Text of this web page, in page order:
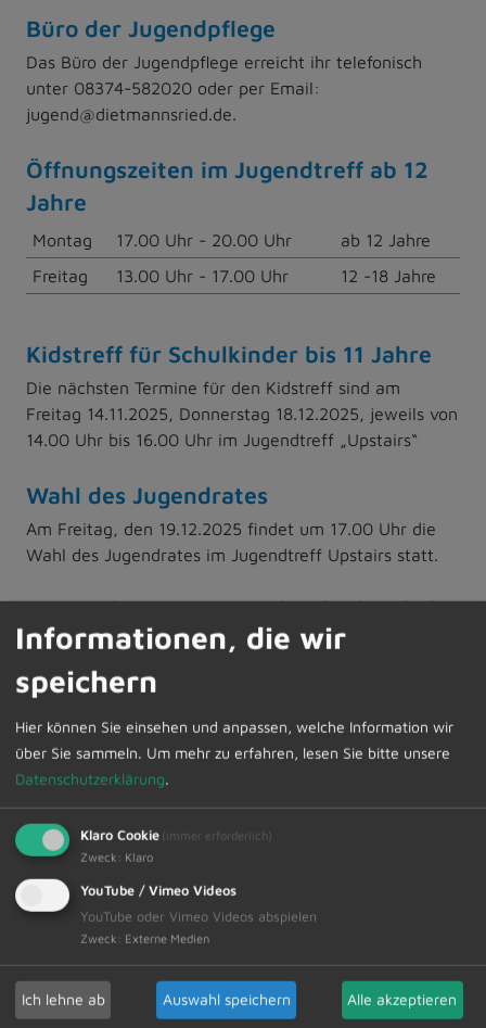
Büro der Jugendpflege
Das Büro der Jugendpflege erreicht ihr telefonisch
unter 08374-582020 oder per Email:
jugend@dietmannsried.de.
Öffnungszeiten im Jugendtreff ab 12
Jahre
Montag 17.00 Uhr - 20.00 Uhr
ab 12 Jahre
Freitag
13.00 Uhr - 17.00 Uhr 12 -18 Jahre
Kidstreff für Schulkinder bis 11 Jahre
Die nächsten Termine für den Kidstreff sind am
Freitag 14.11.2025, Donnerstag 18.12.2025, jeweils von
14.00 Uhr bis 16.00 Uhr im Jugendtreff „Upstairs“
Wahl des Jugendrates
Am Freitag, den 19.12.2025 findet um 17.00 Uhr die
Wahl des Jugendrates im Jugendtreff Upstairs statt.
Der Jugendrat ist ein Gremium, bestehend aus fünf
Jugendlichen der Marktgemeinde Dietmannsried. Die
Jugendräte vertreten die Interessen der Jugendlichen
des Jugendtreffs nach außen. Sie haben
Jugendpflegerin bei der Planung von
Programmpunkten und bei der Organisation und
Durchführung verschiedener Aktionen und
Veranstaltungen rund um den Jugendtreff. Die Liste
der Kandidaten liegt im Jugendtreff aus.
Wahlberechtigt sind alle Jugendlichen zwischen 14 und
27 Jahren aus Dietmannsried.
Informationen, die wir
speichern
Hier können Sie einsehen und anpassen, welche Information wir
über Sie sammeln. Um mehr zu erfahren, lesen Sie bitte unsere
Datenschutzerklärung.
Klaro Cookie (immer erforderlich)
Zweck : Klaro
YouTube / Vimeo Videos
YouTube oder Vimeo Videos abspielen
Zweck : Externe Medien
Ich lehne ab Auswahl speichern Alle akzeptieren